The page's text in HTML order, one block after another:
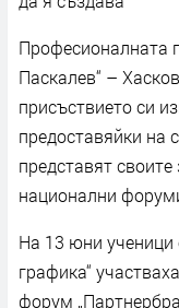
Професионалната
Паскалев“ –
присъствието си
предоставяйки на
представят
национални
На 13 юни ученици
графика“
форум